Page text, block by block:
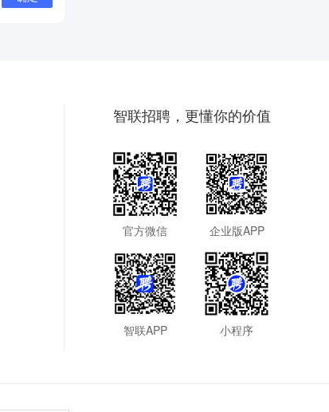
智联招聘，更懂你的价值
官方微信 企业版APP
智联APP 小程序